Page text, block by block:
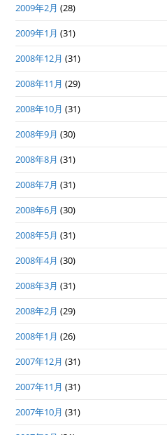
2009年2月 (28)
2009年1月 (31)
2008年12月 (31)
2008年11月 (29)
2008年10月 (31)
2008年9月 (30)
2008年8月 (31)
2008年7月 (31)
2008年6月 (30)
2008年5月 (31)
2008年4月 (30)
2008年3月 (31)
2008年2月 (29)
2008年1月 (26)
2007年12月 (31)
2007年11月 (31)
2007年10月 (31)